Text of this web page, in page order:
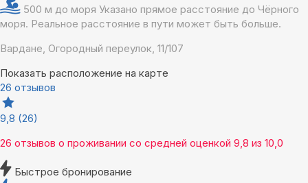
500 м до моря Указано прямое расстояние до Чёрного
моря. Реальное расстояние в пути может быть больше.
Вардане, Огородный переулок, 11/107
Показать расположение на карте
26 отзывов
9,8 (26)
26 отзывов о проживании со средней оценкой 9,8 из 10,0
Быстрое бронирование